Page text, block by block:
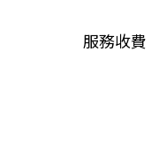
服務收費